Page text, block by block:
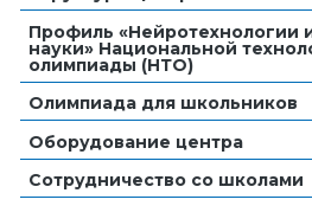
Профиль «Нейротехнологии
науки» Национальной
олимпиады (НТО)
Олимпиада для школьников
Оборудование центра
Сотрудничество со школами